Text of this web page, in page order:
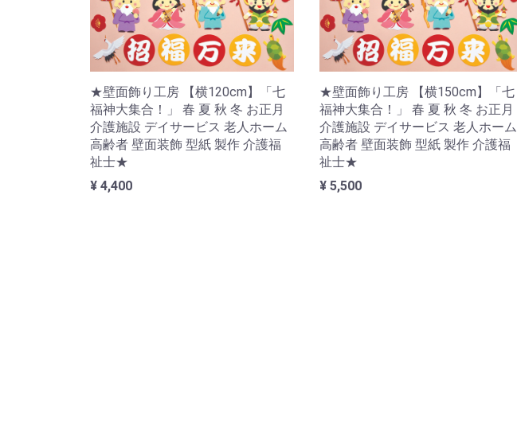
★壁面飾り工房 【横120cm】「七
福神大集合！」 春 夏 秋 冬 お正月
介護施設 デイサービス 老人ホーム
高齢者 壁面装飾 型紙 製作 介護福
祉士★
¥ 4,400
★壁面飾り工房 【横150cm】「七
福神大集合！」 春 夏 秋 冬 お正月
介護施設 デイサービス 老人ホーム
高齢者 壁面装飾 型紙 製作 介護福
祉士★
¥ 5,500